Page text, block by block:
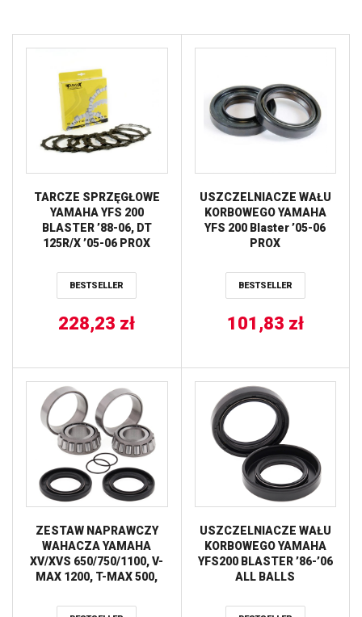
TARCZE SPRZĘGŁOWE
YAMAHA YFS 200
BLASTER ’88-06, DT
125R/X ’05-06 PROX
BESTSELLER
228,23 zł
USZCZELNIACZE WAŁU
KORBOWEGO YAMAHA
YFS 200 Blaster ’05-06
PROX
BESTSELLER
101,83 zł
ZESTAW NAPRAWCZY
WAHACZA YAMAHA
XV/XVS 650/750/1100, V-
MAX 1200, T-MAX 500,
USZCZELNIACZE WAŁU
KORBOWEGO YAMAHA
YFS200 BLASTER ’86-’06
ALL BALLS